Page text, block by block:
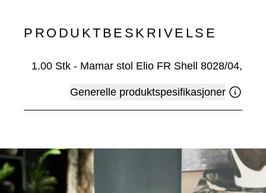
PRODUKTBESKRIVELSE
1.00 Stk - Mamar stol Elio FR Shell 8028/04,
Generelle produktspesifikasjoner